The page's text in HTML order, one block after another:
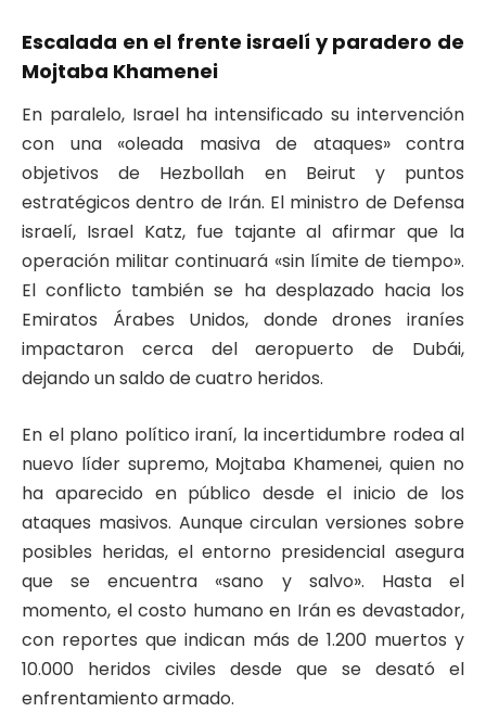
Escalada en el frente israelí y paradero de
Mojtaba Khamenei
En paralelo, Israel ha intensificado su intervención
con una «oleada masiva de ataques» contra
objetivos de Hezbollah en Beirut y puntos
estratégicos dentro de Irán. El ministro de Defensa
israelí, Israel Katz, fue tajante al afirmar que la
operación militar continuará «sin límite de tiempo».
El conflicto también se ha desplazado hacia los
Emiratos Árabes Unidos, donde drones iraníes
impactaron cerca del aeropuerto de Dubái,
dejando un saldo de cuatro heridos.
En el plano político iraní, la incertidumbre rodea al
nuevo líder supremo, Mojtaba Khamenei, quien no
ha aparecido en público desde el inicio de los
ataques masivos. Aunque circulan versiones sobre
posibles heridas, el entorno presidencial asegura
que se encuentra «sano y salvo». Hasta el
momento, el costo humano en Irán es devastador,
con reportes que indican más de 1.200 muertos y
10.000 heridos civiles desde que se desató el
enfrentamiento armado.